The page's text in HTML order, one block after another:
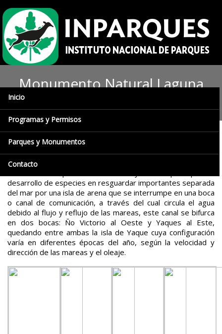
Inicio
Programas y Permisos
Parques y Monumentos
Contacto
Monumento Natural Laguna
Las Marites es una laguna litoral (albufera), de poca
profundidad, con una superficie de 3674 ectáreas. Su
declaratoria obedece a que la laguna posee rasgos
desarrollo de especies en resguardar importantes separada
del mar por una isla de arena que se interrumpe en una boca
o canal de comunicación, a través del cual circula el agua
debido al flujo y reflujo de las mareas, este canal se bifurca
en dos bocas: Ño Victorio al Oeste y Yaques al Este,
quedando entre ambas la isla de Yaque cuya configuración
varía en diferentes épocas del año, según la velocidad y
dirección de las mareas y el oleaje.